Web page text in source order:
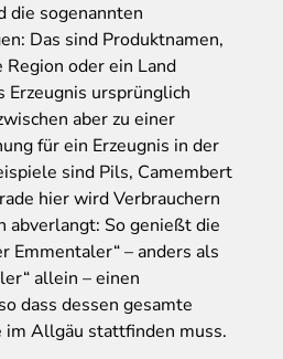
die sogenannten
Das sind Produktnamen,
oder ein Land
Erzeugnis ursprünglich
aber zu einer
für ein Erzeugnis in der
sind Pils, Camembert
hier wird Verbrauchern
So genießt die
Emmentaler“ – anders als
allein – einen
dass dessen gesamte
Allgäu stattfinden muss.